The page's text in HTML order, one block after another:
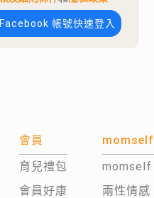
Facebook 帳號快速登入
會員
育兒禮包
會員好康
momself
momself
兩性情感